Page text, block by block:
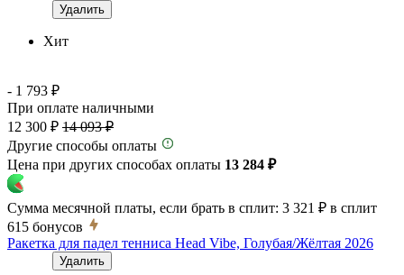
Удалить
Хит
- 1 793 ₽
При оплате наличными
12 300 ₽ 14 093 ₽
Другие способы оплаты
Цена при других способах оплаты 13 284 ₽
Сумма месячной платы, если брать в сплит: 3 321 ₽ в сплит
615 бонусов
Ракетка для падел тенниса Head Vibe, Голубая/Жёлтая 2026
Удалить